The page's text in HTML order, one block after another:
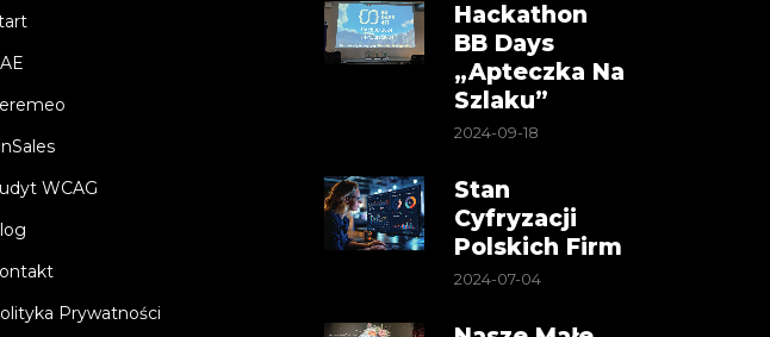
WCAG
Prywatności
Hackathon
BB Days
„Apteczka Na
Szlaku”
2024-09-18
Stan
Cyfryzacji
Polskich Firm
2024-07-04